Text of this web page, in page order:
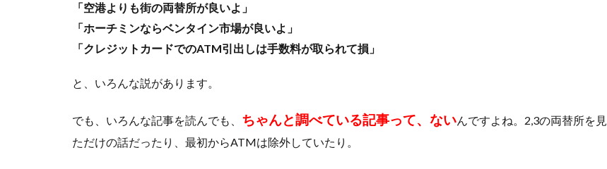
「空港よりも街の両替所が良いよ」
「ホーチミンならベンタイン市場が良いよ」
「クレジットカードでのATM引出しは手数料が取られて損」
と、いろんな説があります。
でも、いろんな記事を読んでも、 ちゃんと調べている記事って、ないんですよね。2,3の両替所を見
ただけの話だったり、最初からATMは除外していたり。